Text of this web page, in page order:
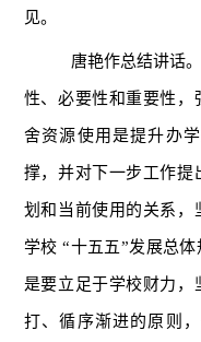
见。
唐艳作总结讲话
性、必要性和重要性，
舍资源使用是提升办
撑，并对下一步工作提
划和当前使用的关系，
学校 “十五五”发展总
是要立足于学校财力，
打、循序渐进的原则